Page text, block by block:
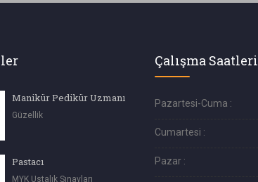
Manikür Pedikür Uzmanı
Güzellik
Pastacı
MYK Ustalık Sınavları
Çalışma Saatleri
Pazartesi-Cuma :
Cumartesi :
Pazar :